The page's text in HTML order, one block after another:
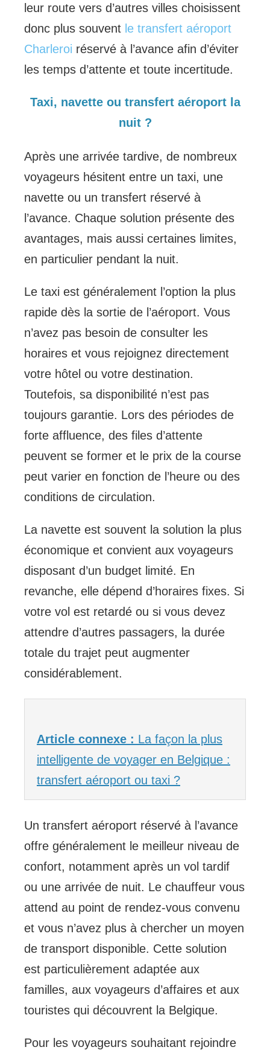
leur route vers d’autres villes choisissent
donc plus souvent le transfert aéroport
Charleroi réservé à l’avance afin d’éviter
les temps d’attente et toute incertitude.
Taxi, navette ou transfert aéroport la
nuit ?
Après une arrivée tardive, de nombreux
voyageurs hésitent entre un taxi, une
navette ou un transfert réservé à
l’avance. Chaque solution présente des
avantages, mais aussi certaines limites,
en particulier pendant la nuit.
Le taxi est généralement l’option la plus
rapide dès la sortie de l’aéroport. Vous
n’avez pas besoin de consulter les
horaires et vous rejoignez directement
votre hôtel ou votre destination.
Toutefois, sa disponibilité n’est pas
toujours garantie. Lors des périodes de
forte affluence, des files d’attente
peuvent se former et le prix de la course
peut varier en fonction de l’heure ou des
conditions de circulation.
La navette est souvent la solution la plus
économique et convient aux voyageurs
disposant d’un budget limité. En
revanche, elle dépend d’horaires fixes. Si
votre vol est retardé ou si vous devez
attendre d’autres passagers, la durée
totale du trajet peut augmenter
considérablement.
Article connexe : La façon la plus
intelligente de voyager en Belgique :
transfert aéroport ou taxi ?
Un transfert aéroport réservé à l’avance
offre généralement le meilleur niveau de
confort, notamment après un vol tardif
ou une arrivée de nuit. Le chauffeur vous
attend au point de rendez-vous convenu
et vous n’avez plus à chercher un moyen
de transport disponible. Cette solution
est particulièrement adaptée aux
familles, aux voyageurs d’affaires et aux
touristes qui découvrent la Belgique.
Pour les voyageurs souhaitant rejoindre